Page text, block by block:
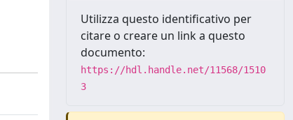
Utilizza questo identificativo per
citare o creare un link a questo
documento:
https://hdl.handle.net/11568/1510
3